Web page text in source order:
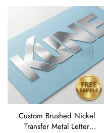
Elektroformiranje Logotip
metalnog transfera
Elektroformirani niklni
naljepnici
Custom Brushed Nickel
Transfer Metal Letter